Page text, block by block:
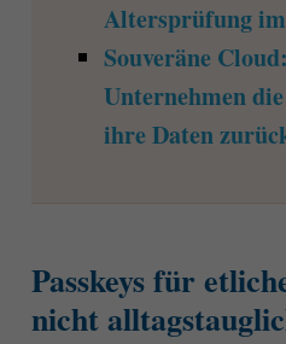
Altersprüfung
Souveräne
Unternehmen
ihre Daten
Passkeys für
nicht